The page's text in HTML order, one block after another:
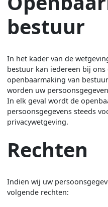
bestuur
In het kader van de
bestuur kan iedereen bij ons
openbaarmaking van
worden uw
In elk geval wordt de
persoonsgegevens steeds
privacywetgeving.
Rechten
Indien wij uw
volgende rechten: